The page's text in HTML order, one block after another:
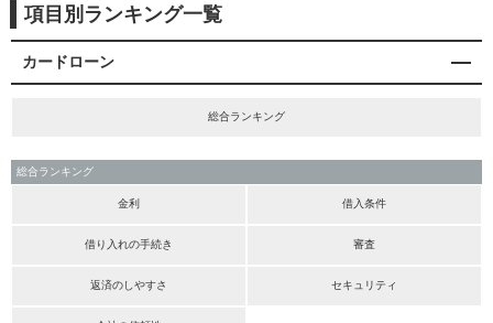
項目別ランキング一覧
カードローン
総合ランキング
総合ランキング
金利 借入条件
借り入れの手続き 審査
返済のしやすさ セキュリティ